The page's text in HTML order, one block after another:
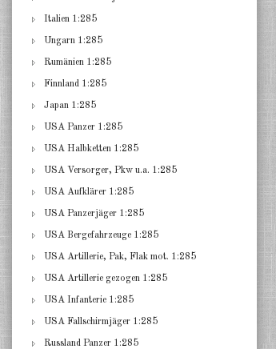
Italien 1:285
Ungarn 1:285
Rumänien 1:285
Finnland 1:285
Japan 1:285
USA Panzer 1:285
USA Halbketten 1:285
USA Versorger, Pkw u.a. 1:285
USA Aufklärer 1:285
USA Panzerjäger 1:285
USA Bergefahrzeuge 1:285
USA Artillerie, Pak, Flak mot. 1:285
USA Artillerie gezogen 1:285
USA Infanterie 1:285
USA Fallschirmjäger 1:285
Russland Panzer 1:285